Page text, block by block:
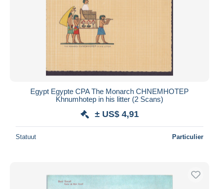
Egypt Egypte CPA The Monarch CHNEMHOTEP
Khnumhotep in his litter (2 Scans)
± US$ 4,91
Statuut Particulier